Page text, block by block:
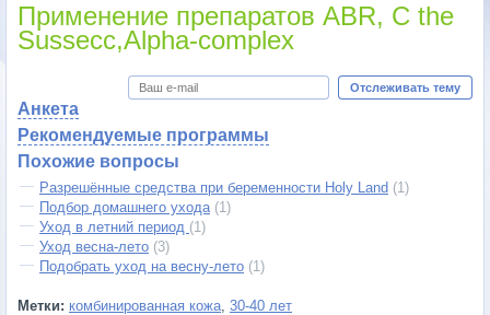
Применение препаратов ABR, C the
Sussecc,Alpha-complex
Отслеживать тему
Анкета
Рекомендуемые программы
Похожие вопросы
Разрешённые средства при беременности Holy Land (1)
Подбор домашнего ухода (1)
Уход в летний период (1)
Уход весна-лето (3)
Подобрать уход на весну-лето (1)
Метки: комбинированная кожа, 30-40 лет